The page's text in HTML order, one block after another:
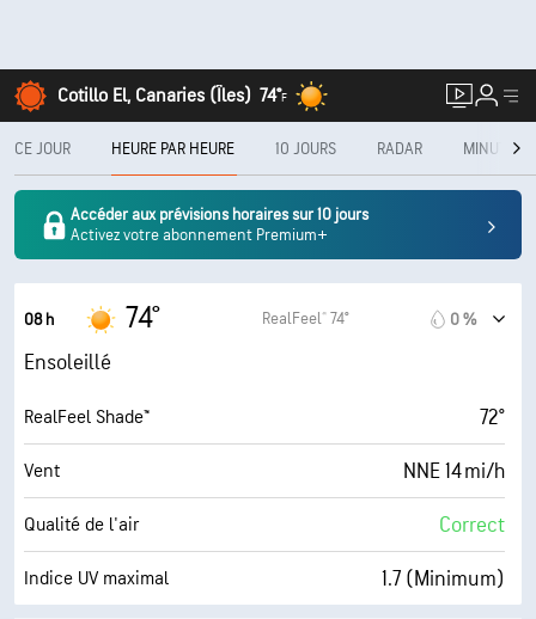
Cotillo El, Canaries (Îles) 74°F
CE JOUR HEURE PAR HEURE 10 JOURS RADAR
Accéder aux prévisions horaires sur 10 jours
Activez votre abonnement Premium+
08 h 74° RealFeel® 74° 0 %
Ensoleillé
RealFeel Shade™ 72°
Vent NNE 14 mi/h
Qualité de l'air Correct
Indice UV maximal 1.7 (Minimum)